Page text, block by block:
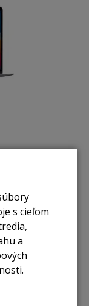
space grey
s cieľom
a